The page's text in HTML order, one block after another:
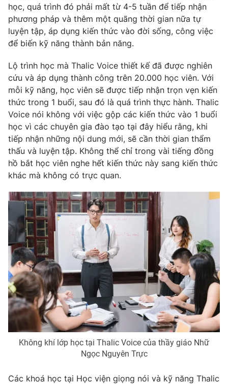
Phim VTV
Hậu trường
Nhân vật
Khán giả
Giải sao mai
Giải trí
Điện ảnh
Sao
Đời sống
Du lịch
Làm đẹp
Chất lượng cuộc sống
Giáo dục
Tuyển sinh
Học trực tuyến
Công nghệ
Hitech Công nghệ tương lai
Sản phẩm
Thị trường
Giao lưu trực tuyến
Lịch phát sóng
Chuyên mục khác
Emagazine Podcast
Photo Infographic
Video Shorts video
VTV Money VTV Thể thao
VTV Sức khoẻ Bất động sản
học, quá trình đó phải mất từ 4-5 tuần để tiếp nhận
phương pháp và thêm một quãng thời gian nữa tự
luyện tập, áp dụng kiến thức vào đời sống, công việc
để biến kỹ năng thành bản năng.
Lộ trình học mà Thalic Voice thiết kế đã được nghiên
cứu và áp dụng thành công trên 20.000 học viên. Với
mỗi kỹ năng, học viên sẽ được tiếp nhận trọn vẹn kiến
thức trong 1 buổi, sau đó là quá trình thực hành. Thalic
Voice nói không với việc gộp các kiến thức vào 1 buổi
học vì các chuyên gia đào tạo tại đây hiểu rằng, khi
tiếp nhận những nội dung mới, sẽ cần thời gian thẩm
thấu và luyện tập. Không thể chỉ trong vài tiếng đồng
hồ bắt học viên nghe hết kiến thức này sang kiến thức
khác mà không có trực quan.
Không khí lớp học tại Thalic Voice của thầy giáo Nhữ
Ngọc Nguyên Trực
Các khoá học tại Học viện giọng nói và kỹ năng Thalic